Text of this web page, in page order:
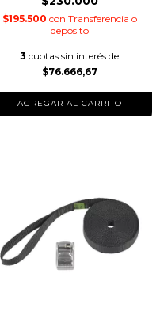
$195.500 con Transferencia o
depósito
3 cuotas sin interés de
$76.666,67
AGREGAR AL CARRITO